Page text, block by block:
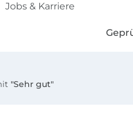
Jobs & Karriere
"Sehr gut"